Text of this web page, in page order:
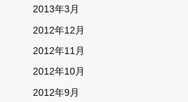
2013年3月
2012年12月
2012年11月
2012年10月
2012年9月